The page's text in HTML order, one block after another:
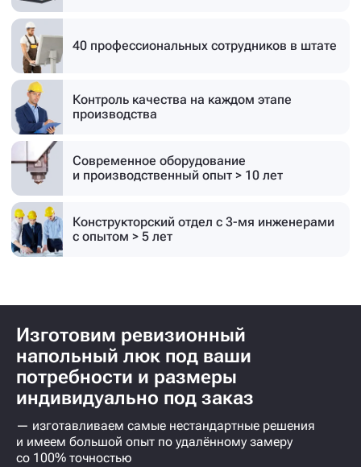
40 профессиональных сотрудников в штате
Контроль качества на каждом этапе
производства
Современное оборудование
и производственный опыт > 10 лет
Конструкторский отдел с 3-мя инженерами
с опытом > 5 лет
Изготовим ревизионный
напольный люк под ваши
потребности и размеры
индивидуально под заказ
— изготавливаем самые нестандартные решения
и имеем большой опыт по удалённому замеру
со 100% точностью